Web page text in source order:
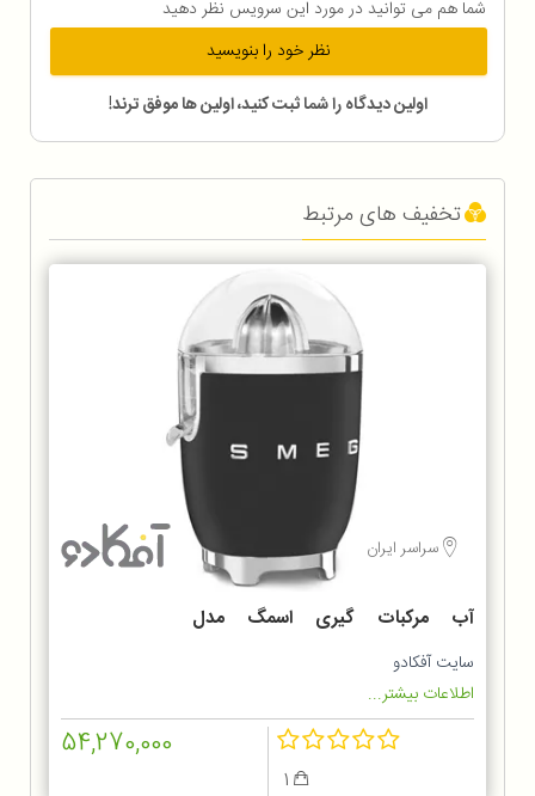
شما هم می توانید در مورد این سرویس نظر دهید
نظر خود را بنویسید
اولین دیدگاه را شما ثبت کنید، اولین ها موفق ترند!
تخفیف های مرتبط
سراسر ایران
آب مرکبات گیری اسمگ مدل
CJF01BL
سایت آفکادو
اطلاعات بیشتر...
54,270,000